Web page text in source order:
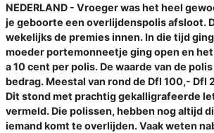
NEDERLAND - Vroeger was het heel
je geboorte een overlijdenspolis afsloot.
wekelijks de premies innen. In die tijd
moeder portemonneetje ging open en
a 10 cent per polis. De waarde van de
bedrag. Meestal van rond de Dfl 100,- Dfl
Dit stond met prachtig gekalligrafeerde
vermeld. Die polissen, hebben nog altijd
iemand komt te overlijden. Vaak weten